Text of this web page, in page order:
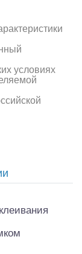
условиях